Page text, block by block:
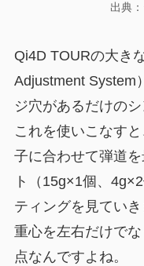
出典
Qi4D TOURの大き
Adjustment System
ジ穴があるだけの
これを使いこなす
子に合わせて弾道
ト（15g×1個、
ティングを見てい
重心を左右だけで
点なんですよね。